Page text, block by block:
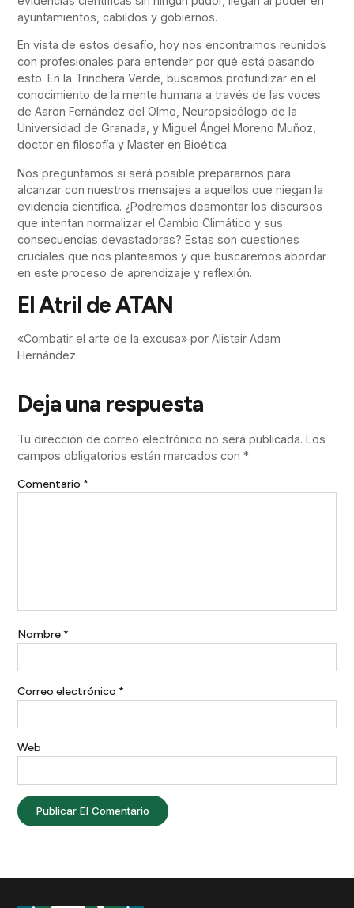
ayuntamientos, cabildos y gobiernos.
En vista de estos desafío, hoy nos encontramos reunidos
con profesionales para entender por qué está pasando
esto. En la Trinchera Verde, buscamos profundizar en el
conocimiento de la mente humana a través de las voces
de Aaron Fernández del Olmo, Neuropsicólogo de la
Universidad de Granada, y Miguel Ángel Moreno Muñoz,
doctor en filosofía y Master en Bioética.
Nos preguntamos si será posible prepararnos para
alcanzar con nuestros mensajes a aquellos que niegan la
evidencia científica. ¿Podremos desmontar los discursos
que intentan normalizar el Cambio Climático y sus
consecuencias devastadoras? Estas son cuestiones
cruciales que nos planteamos y que buscaremos abordar
en este proceso de aprendizaje y reflexión.
El Atril de ATAN
«Combatir el arte de la excusa» por Alistair Adam
Hernández.
Deja una respuesta
Tu dirección de correo electrónico no será publicada. Los
campos obligatorios están marcados con*
Comentario*
Nombre*
Correo electrónico*
Web